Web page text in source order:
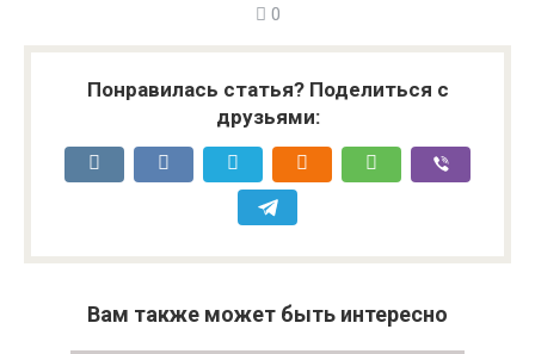
0
Понравилась статья? Поделиться с
друзьями:
Вам также может быть интересно